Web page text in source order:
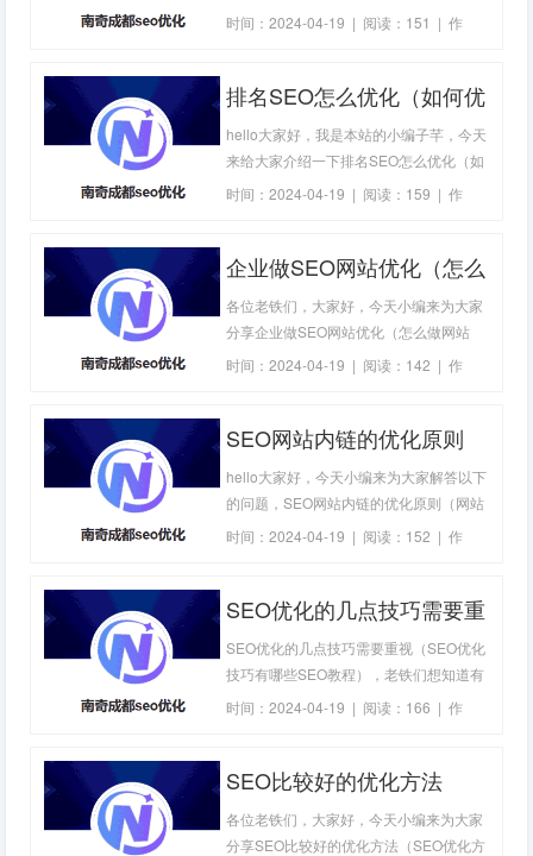
化（如何利于SEO优化）的有关知识，本
定完全准确，希望您谨慎辨别信息的真实
（如何
时间：2024-04-19 | 阅读：151 | 作
排名SEO怎么优化（如何优
化SEO搜索）-成都SEO优
化
hello大家好，我是本站的小编子芊，今天
来给大家介绍一下排名SEO怎么优化（如
何优化SEO搜索）的相关知识，希望能解
的地方，您也可以向我们反馈，我们及时
站，谢
时间：2024-04-19 | 阅读：159 | 作
企业做SEO网站优化（怎么
做网站SEO优化）-成都
SEO优化
各位老铁们，大家好，今天小编来为大家
分享企业做SEO网站优化（怎么做网站
SEO优化）相关知识，希望对大家有所帮
谢大家了哈，下面我们开始吧！企业做
着互联网的快
时间：2024-04-19 | 阅读：142 | 作
SEO网站内链的优化原则
（网站的SEO优化多少
钱）-成都SEO优化
hello大家好，今天小编来为大家解答以下
的问题，SEO网站内链的优化原则（网站
的SEO优化多少钱），很多人还不知道，
当前的互联网时代，拥有一个优化良好的
搜索引
时间：2024-04-19 | 阅读：152 | 作
SEO优化的几点技巧需要重
视（SEO优化技巧有哪些
SEO教程）-成都SEO优化
SEO优化的几点技巧需要重视（SEO优化
技巧有哪些SEO教程），老铁们想知道有
关这个问题的分析和解答吗，相信你通过
SEO优化的几点技巧需要重视（SEO优化
代，搜索引
时间：2024-04-19 | 阅读：166 | 作
SEO比较好的优化方法
（SEO优化方法哪家好）-
成都SEO优化
各位老铁们，大家好，今天小编来为大家
分享SEO比较好的优化方法（SEO优化方